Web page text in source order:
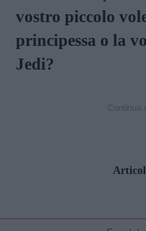
vostro piccolo
principessa o la
Jedi?